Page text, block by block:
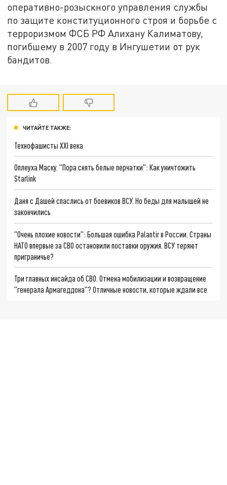
оперативно-розыскного управления службы
по защите конституционного строя и борьбе с
терроризмом ФСБ РФ Алихану Калиматову,
погибшему в 2007 году в Ингушетии от рук
бандитов.
ЧИТАЙТЕ ТАКЖЕ:
Технофашисты XXI века
Оплеуха Маску. "Пора снять белые перчатки": Как уничтожить
Starlink
Даня с Дашей спаслись от боевиков ВСУ. Но беды для малышей не
закончились
"Очень плохие новости": Большая ошибка Palantir в России. Страны
НАТО впервые за СВО остановили поставки оружия. ВСУ теряют
приграничье?
Три главных инсайда об СВО. Отмена мобилизации и возвращение
"генерала Армагеддона"? Отличные новости, которые ждали все